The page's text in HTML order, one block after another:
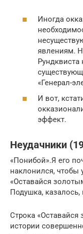
Иногда
явлениям.
«Генерал-
И вот,
эффект.
Неудачники
«Понибой».Я его
наклонился, чтобы
«Оставайся
Подушка,
Строка
истории